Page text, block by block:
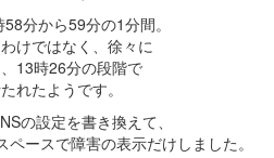
分から59分の1分間。
けではなく、徐々に
13時26分の段階で
れたようです。
の設定を書き換えて、
ースで障害の表示だけしました。